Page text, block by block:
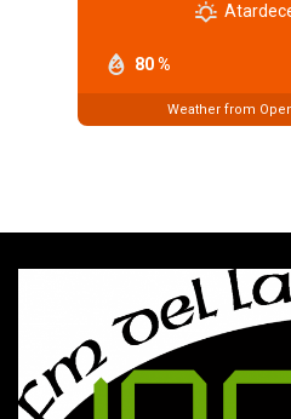
80 %
Weather from